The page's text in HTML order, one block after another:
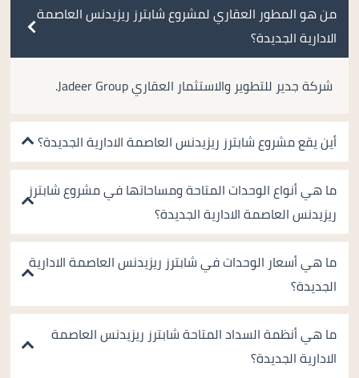
من هو المطور العقاري لمشروع شابترز ريزيدنس العاصمة
الادارية الجديدة؟
شركة جدير للتطوير والاستثمار العقاري Jadeer Group.
أين يقع مشروع شابترز ريزيدنس العاصمة الادارية الجديدة؟
ما هي أنواع الوحدات المتاحة ومساحاتها في مشروع شابترز
ريزيدنس العاصمة الادارية الجديدة؟
ما هي أسعار الوحدات في شابترز ريزيدنس العاصمة الادارية
الجديدة؟
ما هي أنظمة السداد المتاحة شابترز ريزيدنس العاصمة
الادارية الجديدة؟